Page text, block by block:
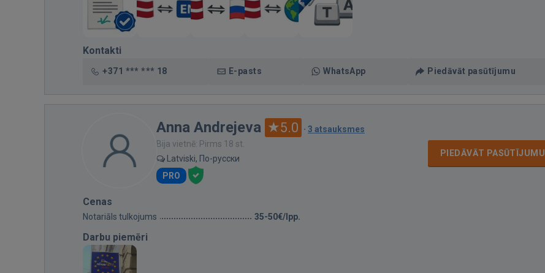
Kontakti
+371 *** *** 18 E-pasts WhatsApp Piedāvāt pasūtījumu
Anna Andrejeva 5.0 · 3 atsauksmes
Bija vietnē: Pirms 18 st.
Latviski, По-русски
PRO
PIEDĀVĀT PASŪTĪJUMU
Cenas
Notariāls tulkojums 35-50€/lpp.
Darbu piemēri